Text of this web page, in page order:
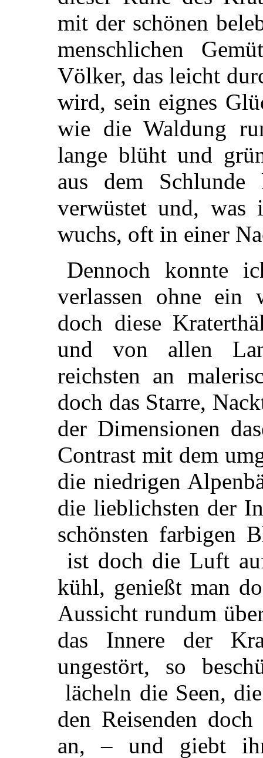
mit der schönen
menschlichen
Völker, das leicht
wird, sein eignes
wie die Waldung
lange blüht und
aus dem
verwüstet und, was
wuchs, oft in einer
Dennoch konnte
verlassen ohne ein
doch diese
und von allen
reichsten an
doch das Starre,
der Dimensionen
Contrast mit dem
die niedrigen
die lieblichsten der
schönsten farbigen
ist doch die Luft
kühl, genießt man
Aussicht rundum
das Innere der
ungestört, so
lächeln die Seen,
den Reisenden
an, – und giebt